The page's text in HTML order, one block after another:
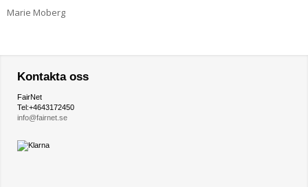
Marie Moberg
Kontakta oss
FairNet
Tel:+4643172450
info@fairnet.se